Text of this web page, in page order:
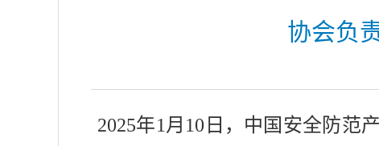
协会负
2025年1月10日，中国安全防范